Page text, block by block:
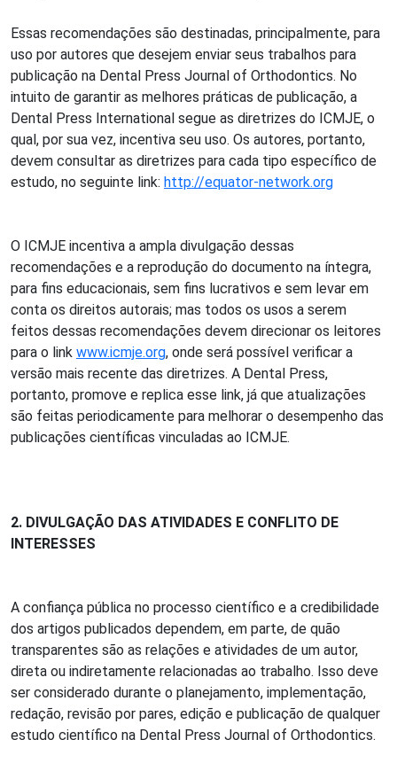
Essas recomendações são destinadas, principalmente, para
uso por autores que desejem enviar seus trabalhos para
publicação na Dental Press Journal of Orthodontics. No
intuito de garantir as melhores práticas de publicação, a
Dental Press International segue as diretrizes do ICMJE, o
qual, por sua vez, incentiva seu uso. Os autores, portanto,
devem consultar as diretrizes para cada tipo específico de
estudo, no seguinte link: http://equator-network.org
O ICMJE incentiva a ampla divulgação dessas
recomendações e a reprodução do documento na íntegra,
para fins educacionais, sem fins lucrativos e sem levar em
conta os direitos autorais; mas todos os usos a serem
feitos dessas recomendações devem direcionar os leitores
para o link www.icmje.org, onde será possível verificar a
versão mais recente das diretrizes. A Dental Press,
portanto, promove e replica esse link, já que atualizações
são feitas periodicamente para melhorar o desempenho das
publicações científicas vinculadas ao ICMJE.
2. DIVULGAÇÃO DAS ATIVIDADES E CONFLITO DE
INTERESSES
A confiança pública no processo científico e a credibilidade
dos artigos publicados dependem, em parte, de quão
transparentes são as relações e atividades de um autor,
direta ou indiretamente relacionadas ao trabalho. Isso deve
ser considerado durante o planejamento, implementação,
redação, revisão por pares, edição e publicação de qualquer
estudo científico na Dental Press Journal of Orthodontics.